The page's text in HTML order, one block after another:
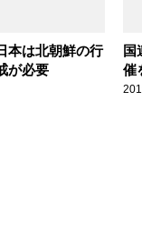
本は北朝鮮の行
が必要
国
催
事